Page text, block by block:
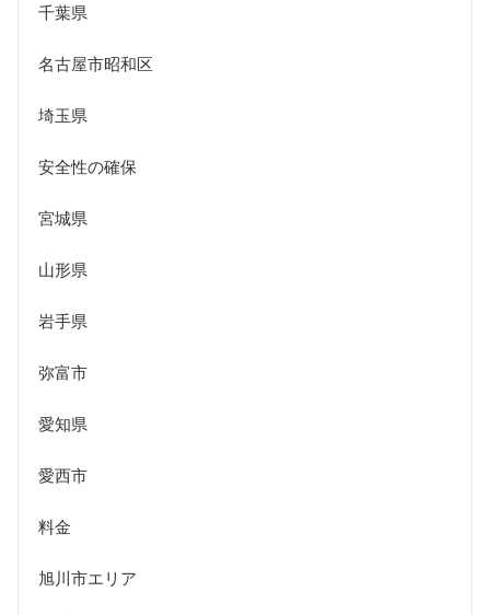
千葉県
名古屋市昭和区
埼玉県
安全性の確保
宮城県
山形県
岩手県
弥富市
愛知県
愛西市
料金
旭川市エリア